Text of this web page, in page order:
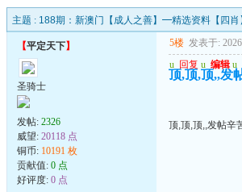
主题 : 188期：新澳门【成人之善】━精选资料【四肖
【平定天下】
圣骑士
发帖: 2326
威望: 20118 点
铜币: 10191 枚
贡献值: 0 点
好评度: 0 点
5楼 发表于:
u 回复 u 编辑 u
顶,顶,顶,,发
顶,顶,顶,,发帖辛